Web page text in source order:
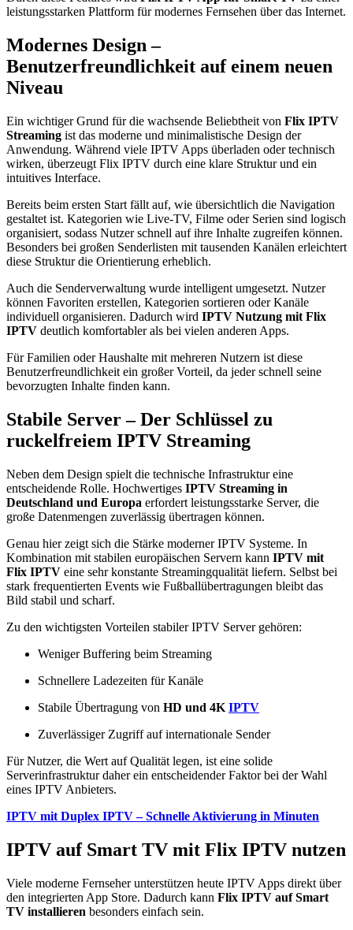
leistungsstarken Plattform für modernes Fernsehen über das Internet.
Modernes Design –
Benutzerfreundlichkeit auf einem neuen
Niveau
Ein wichtiger Grund für die wachsende Beliebtheit von Flix IPTV
Streaming ist das moderne und minimalistische Design der
Anwendung. Während viele IPTV Apps überladen oder technisch
wirken, überzeugt Flix IPTV durch eine klare Struktur und ein
intuitives Interface.
Bereits beim ersten Start fällt auf, wie übersichtlich die Navigation
gestaltet ist. Kategorien wie Live-TV, Filme oder Serien sind logisch
organisiert, sodass Nutzer schnell auf ihre Inhalte zugreifen können.
Besonders bei großen Senderlisten mit tausenden Kanälen erleichtert
diese Struktur die Orientierung erheblich.
Auch die Senderverwaltung wurde intelligent umgesetzt. Nutzer
können Favoriten erstellen, Kategorien sortieren oder Kanäle
individuell organisieren. Dadurch wird IPTV Nutzung mit Flix
IPTV deutlich komfortabler als bei vielen anderen Apps.
Für Familien oder Haushalte mit mehreren Nutzern ist diese
Benutzerfreundlichkeit ein großer Vorteil, da jeder schnell seine
bevorzugten Inhalte finden kann.
Stabile Server – Der Schlüssel zu
ruckelfreiem IPTV Streaming
Neben dem Design spielt die technische Infrastruktur eine
entscheidende Rolle. Hochwertiges IPTV Streaming in
Deutschland und Europa erfordert leistungsstarke Server, die
große Datenmengen zuverlässig übertragen können.
Genau hier zeigt sich die Stärke moderner IPTV Systeme. In
Kombination mit stabilen europäischen Servern kann IPTV mit
Flix IPTV eine sehr konstante Streamingqualität liefern. Selbst bei
stark frequentierten Events wie Fußballübertragungen bleibt das
Bild stabil und scharf.
Zu den wichtigsten Vorteilen stabiler IPTV Server gehören:
Weniger Buffering beim Streaming
Schnellere Ladezeiten für Kanäle
Stabile Übertragung von HD und 4K IPTV
Zuverlässiger Zugriff auf internationale Sender
Für Nutzer, die Wert auf Qualität legen, ist eine solide
Serverinfrastruktur daher ein entscheidender Faktor bei der Wahl
eines IPTV Anbieters.
IPTV mit Duplex IPTV – Schnelle Aktivierung in Minuten
IPTV auf Smart TV mit Flix IPTV nutzen
Viele moderne Fernseher unterstützen heute IPTV Apps direkt über
den integrierten App Store. Dadurch kann Flix IPTV auf Smart
TV installieren besonders einfach sein.